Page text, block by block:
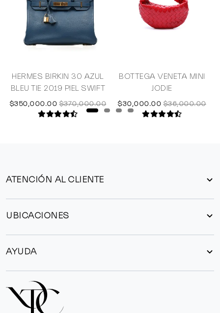
HERMES BIRKIN 30 AZUL
BLEU TIE 2019 PIEL SWIFT
$350,000.00 $370,000.00
BOTTEGA VENETA MINI
JODIE
$30,000.00 $36,000.00
ATENCIÓN AL CLIENTE
UBICACIONES
AYUDA